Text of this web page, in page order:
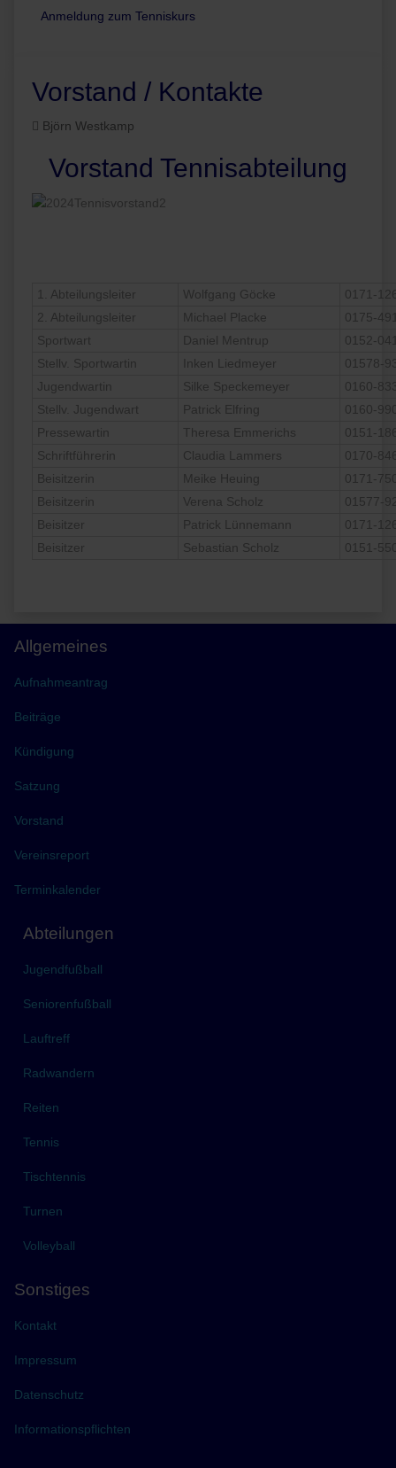
Anmeldung zum Tenniskurs
Vorstand / Kontakte
Björn Westkamp
Vorstand Tennisabteilung
1. Abteilungsleiter Wolfgang Göcke
0171-
2. Abteilungsleiter
Michael Placke
0175-
Sportwart
Daniel Mentrup
0152-
Stellv. Sportwartin
Inken Liedmeyer
01578-
Jugendwartin
Silke Speckemeyer
0160-
Stellv. Jugendwart
Patrick Elfring
0160-
Pressewartin
Theresa Emmerichs
0151-
Schriftführerin
Claudia Lammers
0170-
Beisitzerin
Meike Heuing
0171-
Beisitzerin
Verena Scholz
01577-
Beisitzer
Patrick Lünnemann
0171-
Beisitzer
Sebastian Scholz 0151-
Allgemeines
Aufnahmeantrag
Beiträge
Kündigung
Satzung
Vorstand
Vereinsreport
Terminkalender
Abteilungen
Jugendfußball
Seniorenfußball
Lauftreff
Radwandern
Reiten
Tennis
Tischtennis
Turnen
Volleyball
Sonstiges
Kontakt
Impressum
Datenschutz
Informationspflichten